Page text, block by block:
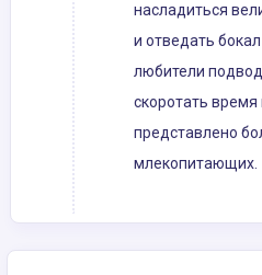
насладиться
и отведать
любители
скоротать время
представлено
млекопитающих.